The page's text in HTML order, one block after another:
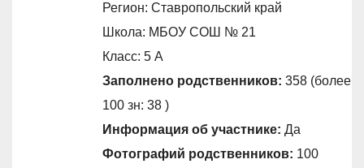
Регион: Ставропольский край
Школа: МБОУ СОШ № 21
Класс: 5 А
Заполнено родственников: 358 (более
100 зн: 38 )
Информация об участнике: Да
Фотографий родственников: 100